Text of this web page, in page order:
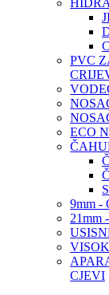
PVC
ECO
9mm -
21mm
CJEVI